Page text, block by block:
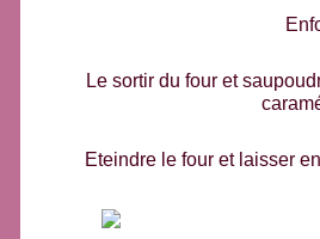
Le sortir du four et
Eteindre le four et laisser